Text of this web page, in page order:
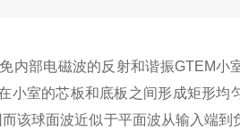
内部电磁波的反射和谐振GTEM小
小室的芯板和底板之间形成矩形均
该球面波近似于平面波从输入端到